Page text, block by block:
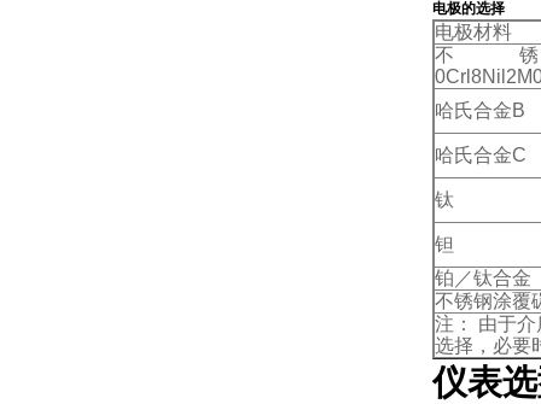
电极的选择
电极材料
不
哈氏合金B
哈氏合金C
钛
钽
铂／钛合金
不锈钢涂覆
注： 由于
选择，必要
仪表